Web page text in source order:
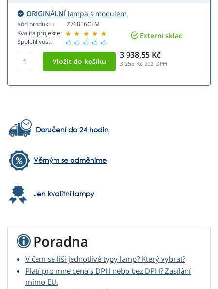
ORIGINÁLNÍlampa s modulem
Kód produktu:
Kvalita projekce:
Spolehlivost:
Z76856OLM
Externí sklad
3 938,55 Kč
3 255 Kč bez DPH
Doručení do 24 hodin
Věrným se odměníme
Jen kvalitní lampy
Poradna
V čem se liší jednotlivé typy lamp? Který vybrat?
Platí pro mne cena s DPH nebo bez DPH? Zasílání
mimo EU.